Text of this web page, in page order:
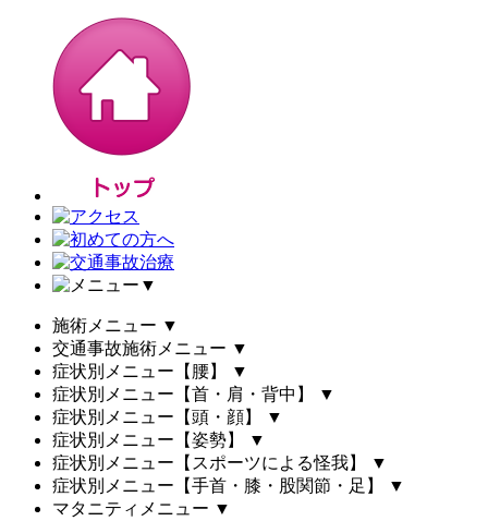
▼
施術メニュー ▼
交通事故施術メニュー ▼
症状別メニュー【腰】
▼
症状別メニュー【首・肩・背中】
▼
症状別メニュー【頭・顔】
▼
症状別メニュー【姿勢】
▼
症状別メニュー【スポーツによる怪我】
▼
症状別メニュー【手首・膝・股関節・足】
▼
マタニティメニュー ▼